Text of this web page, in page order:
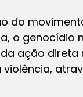
do
o genocídio
ação